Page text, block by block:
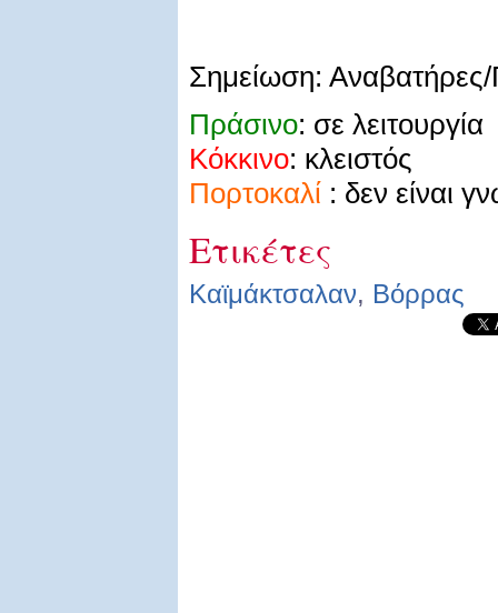
Σημείωση: Αναβατήρες/
Πράσινο: σε λειτουργία
Κόκκινο: κλειστός
Πορτοκαλί : δεν είναι
Ετικέτες
Καϊμάκτσαλαν, Βόρρας